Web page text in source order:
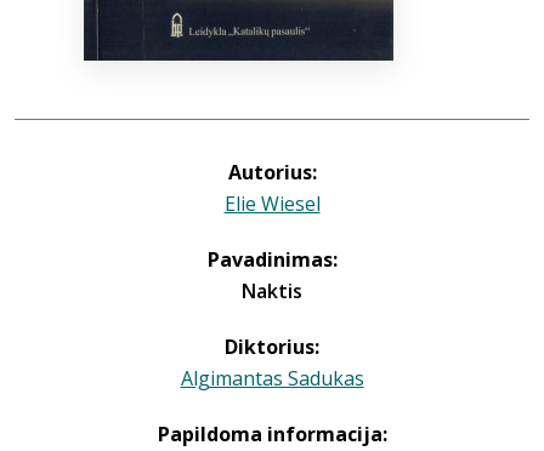
Autorius:
Elie Wiesel
Pavadinimas:
Naktis
Diktorius:
Algimantas Sadukas
Papildoma informacija: